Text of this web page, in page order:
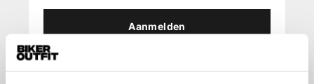
Aanmelden